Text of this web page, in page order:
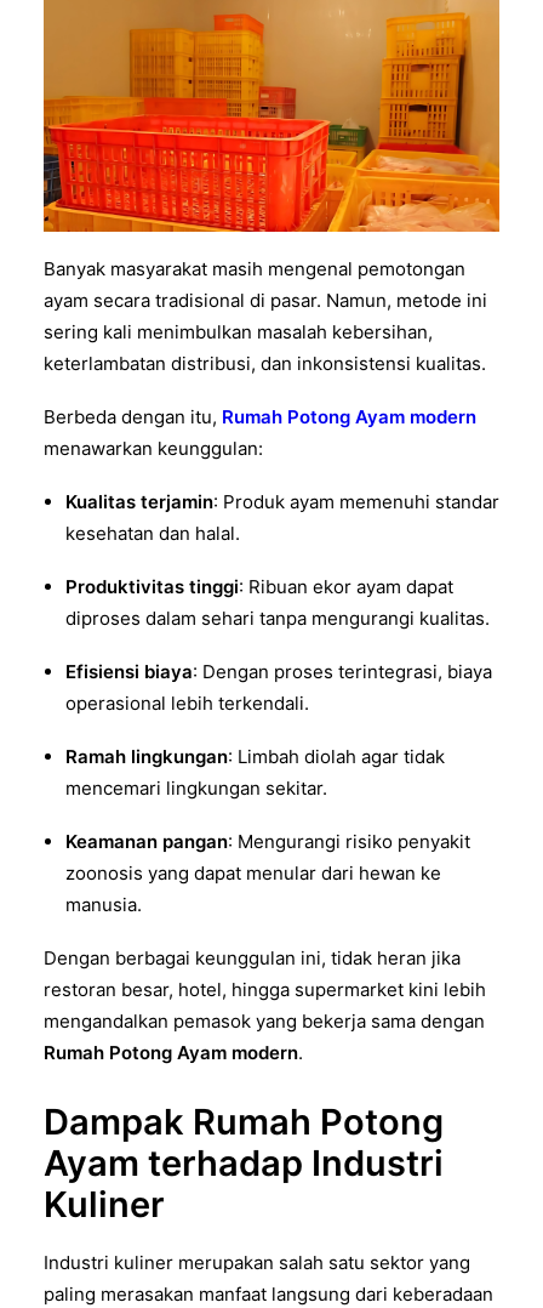
Banyak masyarakat masih mengenal pemotongan
ayam secara tradisional di pasar. Namun, metode ini
sering kali menimbulkan masalah kebersihan,
keterlambatan distribusi, dan inkonsistensi kualitas.
Berbeda dengan itu, Rumah Potong Ayam modern
menawarkan keunggulan:
Kualitas terjamin: Produk ayam memenuhi standar
kesehatan dan halal.
Produktivitas tinggi: Ribuan ekor ayam dapat
diproses dalam sehari tanpa mengurangi kualitas.
Efisiensi biaya: Dengan proses terintegrasi, biaya
operasional lebih terkendali.
Ramah lingkungan: Limbah diolah agar tidak
mencemari lingkungan sekitar.
Keamanan pangan: Mengurangi risiko penyakit
zoonosis yang dapat menular dari hewan ke
manusia.
Dengan berbagai keunggulan ini, tidak heran jika
restoran besar, hotel, hingga supermarket kini lebih
mengandalkan pemasok yang bekerja sama dengan
Rumah Potong Ayam modern.
Dampak Rumah Potong
Ayam terhadap Industri
Kuliner
Industri kuliner merupakan salah satu sektor yang
paling merasakan manfaat langsung dari keberadaan